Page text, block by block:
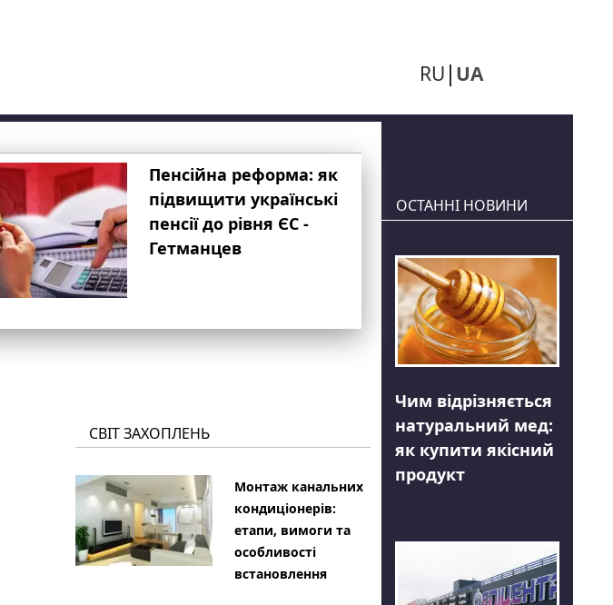
RU UA
Пенсійна реформа: як
підвищити українські
пенсії до рівня ЄС -
Гетманцев
СВІТ ЗАХОПЛЕНЬ
Монтаж канальних
кондиціонерів:
етапи, вимоги та
особливості
встановлення
ОСТАННІ НОВИНИ
Чим відрізняється
натуральний мед:
як купити якісний
продукт